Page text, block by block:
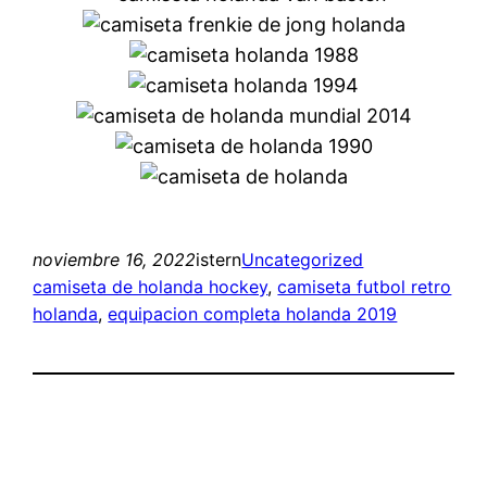
noviembre 16, 2022isternUncategorized
camiseta de holanda hockey, camiseta futbol retro
holanda, equipacion completa holanda 2019